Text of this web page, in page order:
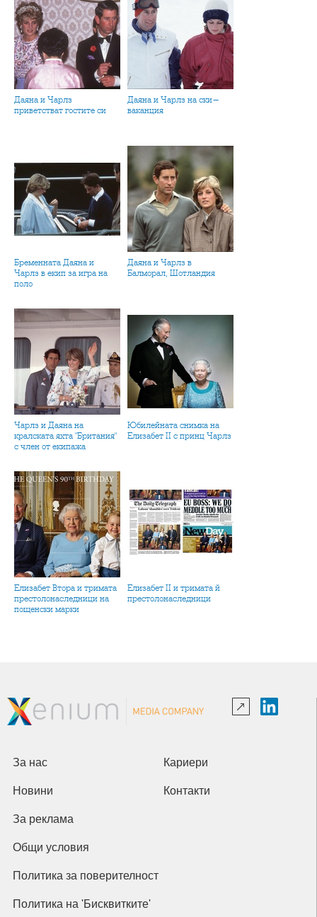
Даяна и Чарлз
приветстват гостите си
Даяна и Чарлз на ски-
ваканция
Бременната Даяна и
Чарлз в екип за игра на
поло
Даяна и Чарлз в
Балморал, Шотландия
Чарлз и Даяна на
кралската яхта "Британия"
с член от екипажа
Юбилейната снимка на
Елизабет II с принц Чарлз
Елизабет Втора и тримата
престолонаследници на
пощенски марки
Елизабет II и тримата й
престолонаследници
За нас Кариери
Новини Контакти
За реклама
Общи условия
Политика за поверителност
Политика на 'Бисквитките'